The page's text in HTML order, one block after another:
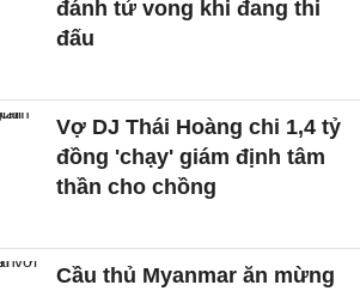
đánh tử vong khi đang thi
đấu
Vợ DJ Thái Hoàng chi 1,4 tỷ
đồng 'chạy' giám định tâm
thần cho chồng
Cầu thủ Myanmar ăn mừng